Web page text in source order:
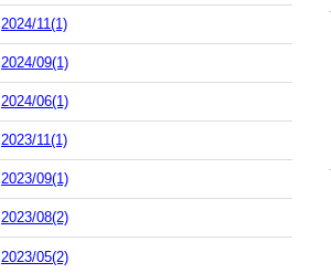
2024/11(1)
2024/09(1)
2024/06(1)
2023/11(1)
2023/09(1)
2023/08(2)
2023/05(2)